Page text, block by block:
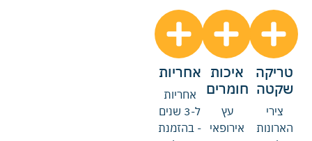
טריקה
שקטה
צירי
הארונות
איכות
חומרים
עץ
אירופאי
אחריות
אחריות
ל-3 שנים
- בהזמנת